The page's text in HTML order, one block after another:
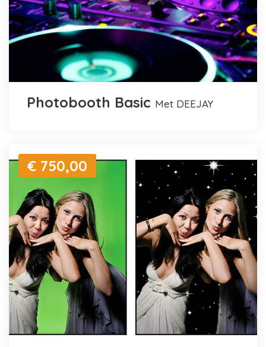
Photobooth Basic met DEEJAY
€ 750,00